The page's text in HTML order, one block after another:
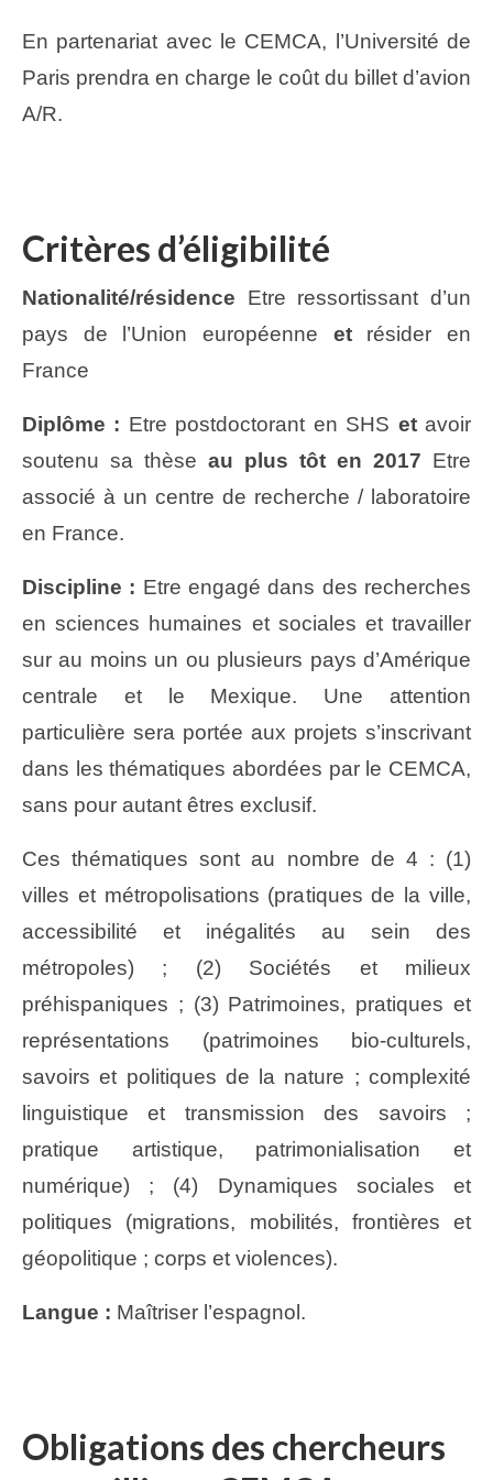
En partenariat avec le CEMCA, l’Université de
Paris prendra en charge le coût du billet d’avion
A/R.
Critères d’éligibilité
Nationalité/résidence Etre ressortissant d’un
pays de l’Union européenne etrésider en
France
Diplôme : Etre postdoctorant en SHS etavoir
soutenu sa thèse au plus tôt en 2017 Etre
associé à un centre de recherche / laboratoire
en France.
Discipline : Etre engagé dans des recherches
en sciences humaines et sociales et travailler
sur au moins un ou plusieurs pays d’Amérique
centrale et le Mexique. Une attention
particulière sera portée aux projets s’inscrivant
dans les thématiques abordées par le CEMCA,
sans pour autant êtres exclusif.
Ces thématiques sont au nombre de 4 : (1)
villes et métropolisations (pratiques de la ville,
accessibilité et inégalités au sein des
métropoles) ; (2) Sociétés et milieux
préhispaniques ; (3) Patrimoines, pratiques et
représentations (patrimoines bio-culturels,
savoirs et politiques de la nature ; complexité
linguistique et transmission des savoirs ;
pratique artistique, patrimonialisation et
numérique) ; (4) Dynamiques sociales et
politiques (migrations, mobilités, frontières et
géopolitique ; corps et violences).
Langue : Maîtriser l’espagnol.
Obligations des chercheurs